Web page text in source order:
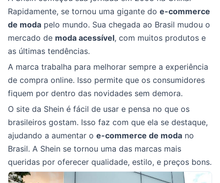
Rapidamente, se tornou uma gigante do e-commerce
de moda pelo mundo. Sua chegada ao Brasil mudou o
mercado de moda acessível, com muitos produtos e
as últimas tendências.
A marca trabalha para melhorar sempre a experiência
de compra online. Isso permite que os consumidores
fiquem por dentro das novidades sem demora.
O site da Shein é fácil de usar e pensa no que os
brasileiros gostam. Isso faz com que ela se destaque,
ajudando a aumentar o e-commerce de moda no
Brasil. A Shein se tornou uma das marcas mais
queridas por oferecer qualidade, estilo, e preços bons.